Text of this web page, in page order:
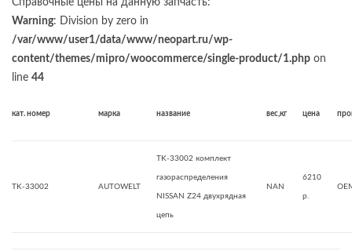
Справочные цены на данную запчасть:
Warning: Division by zero in
/var/www/user1/data/www/neopart.ru/wp-
content/themes/mipro/woocommerce/single-product/1.php on
line 44
кат. номер марка название вес,кг цена
TK-33002 AUTOWELT
TK-33002 комплект
газораспределения
NISSAN Z24 двухрядная
цепь
NAN
6210
р.